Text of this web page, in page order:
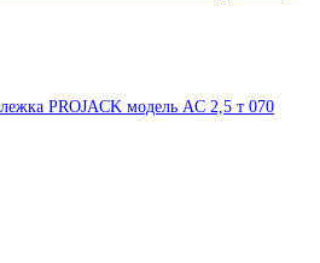
PROJACK модель AC 2,5 т 070